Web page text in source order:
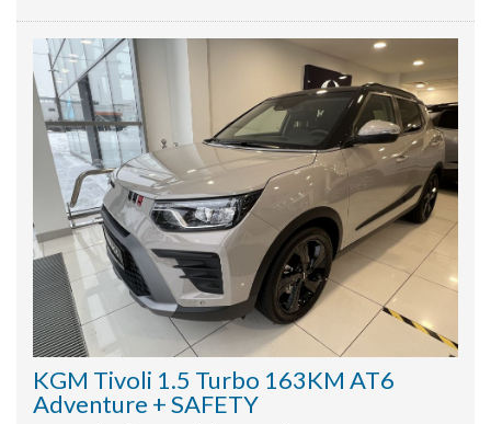
KGM Tivoli 1.5 Turbo 163KM AT6
Adventure + SAFETY